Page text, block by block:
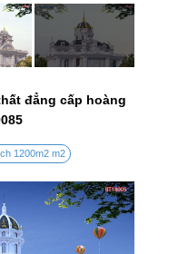
đẳng cấp hoàng
1200m2 m2